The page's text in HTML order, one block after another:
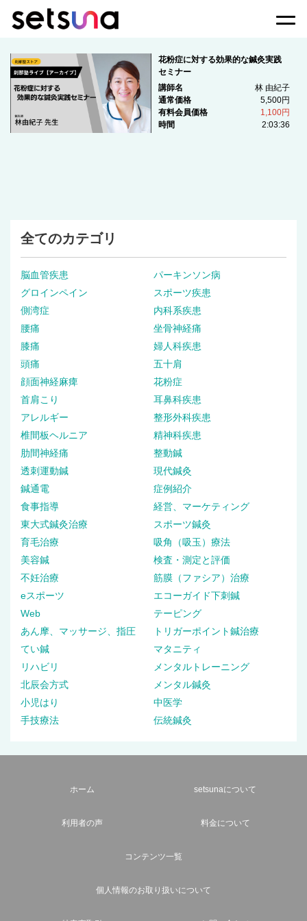
花粉症に対する効果的な鍼灸実践
セミナー
講師名
林 由紀子
通常価格
5,500円
有料会員価格
1,100円
時間
2:03:36
全てのカテゴリ
脳血管疾患
パーキンソン病
グロインペイン
スポーツ疾患
側湾症
内科系疾患
腰痛
坐骨神経痛
膝痛
婦人科疾患
頭痛
五十肩
顔面神経麻痺
花粉症
首肩こり
耳鼻科疾患
アレルギー
整形外科疾患
椎間板ヘルニア
精神科疾患
肋間神経痛
整動鍼
透刺運動鍼
現代鍼灸
鍼通電
症例紹介
食事指導
経営、マーケティング
東大式鍼灸治療
スポーツ鍼灸
育毛治療
吸角（吸玉）療法
美容鍼
検査・測定と評価
不妊治療
筋膜（ファシア）治療
eスポーツ
エコーガイド下刺鍼
Web
テーピング
あん摩、マッサージ、指圧
トリガーポイント鍼治療
てい鍼
マタニティ
リハビリ
メンタルトレーニング
北辰会方式
メンタル鍼灸
小児はり
中医学
手技療法
伝統鍼灸
ホーム setsunaについて
利用者の声 料金について
コンテンツ一覧
個人情報のお取り扱いについて